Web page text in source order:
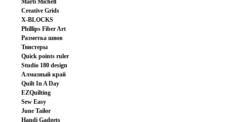
Marti Michell
Creative Grids
X-BLOCKS
Phillips Fiber Art
Разметка швов
Твистеры
Quick points ruler
Studio 180 design
Алмазный край
Quilt In A Day
EZQuilting
Sew Easy
June Tailor
Handi Gadgets